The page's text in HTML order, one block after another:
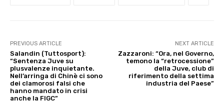
PREVIOUS ARTICLE
Salandin (Tuttosport):
“Sentenza Juve su
plusvalenze inquietante.
Nell’arringa di Chinè ci sono
dei clamorosi falsi che
hanno mandato in crisi
anche la FIGC”
NEXT ARTICLE
Zazzaroni: “Ora, nel Governo,
temono la “retrocessione”
della Juve, club di
riferimento della settima
industria del Paese”